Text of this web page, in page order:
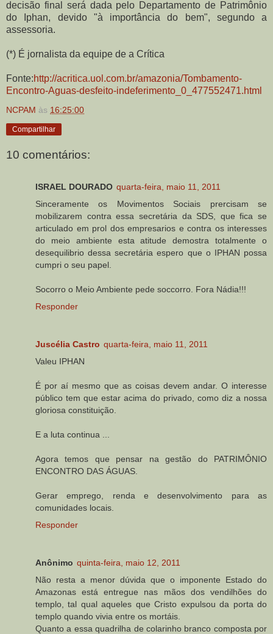
decisão final será dada pelo Departamento de Patrimônio
do Iphan, devido "à importância do bem", segundo a
assessoria.
(*) É jornalista da equipe de a Crítica
Fonte:http://acritica.uol.com.br/amazonia/Tombamento-
Encontro-Aguas-desfeito-indeferimento_0_477552471.html
NCPAM às 16:25:00
Compartilhar
10 comentários:
ISRAEL DOURADO quarta-feira, maio 11, 2011
Sinceramente os Movimentos Sociais prercisam se
mobilizarem contra essa secretária da SDS, que fica se
articulado em prol dos empresarios e contra os interesses
do meio ambiente esta atitude demostra totalmente o
desequilibrio dessa secretária espero que o IPHAN possa
cumpri o seu papel.
Socorro o Meio Ambiente pede soccorro. Fora Nádia!!!
Responder
Juscélia Castro quarta-feira, maio 11, 2011
Valeu IPHAN
É por aí mesmo que as coisas devem andar. O interesse
público tem que estar acima do privado, como diz a nossa
gloriosa constituição.
E a luta continua ...
Agora temos que pensar na gestão do PATRIMÔNIO
ENCONTRO DAS ÁGUAS.
Gerar emprego, renda e desenvolvimento para as
comunidades locais.
Responder
Anônimo quinta-feira, maio 12, 2011
Não resta a menor dúvida que o imponente Estado do
Amazonas está entregue nas mãos dos vendilhões do
templo, tal qual aqueles que Cristo expulsou da porta do
templo quando vivia entre os mortáis.
Quanto a essa quadrilha de colarinho branco composta por